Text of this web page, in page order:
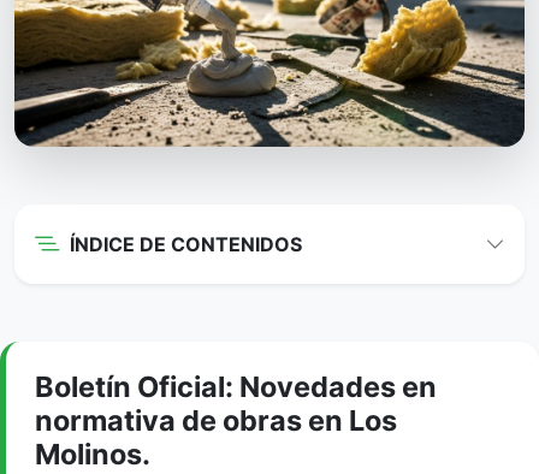
ÍNDICE DE CONTENIDOS
Boletín Oficial: Novedades en
normativa de obras en Los
Molinos.